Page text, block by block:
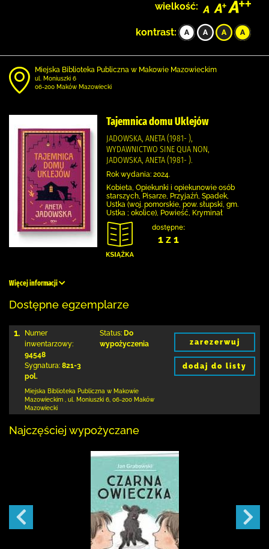
wielkość:
kontrast:
Miejska Biblioteka Publiczna w Makowie Mazowieckim
ul. Moniuszki 6
06-200 Maków Mazowiecki
Tajemnica domu Uklejów
JADOWSKA, ANETA (1981- ),
WYDAWNICTWO SINE QUA NON,
JADOWSKA, ANETA (1981- ).
Rok wydania: 2024.
Kobieta, Opiekunki i opiekunowie osób
starszych, Pisarze, Przyjaźń, Spadek,
Ustka (woj. pomorskie, pow. słupski, gm.
Ustka ; okolice), Powieść, Kryminał
dostępne:
1 z 1
Więcej informacji
Dostępne egzemplarze
1.
Numer
inwentarzowy:
94548
Sygnatura: 821-3
pol.
Status: Do
wypożyczenia
Miejska Biblioteka Publiczna w Makowie
Mazowieckim
ul. Moniuszki 6 06-200 Maków
Mazowiecki
zarezerwuj
dodaj do listy
Najczęściej wypożyczane